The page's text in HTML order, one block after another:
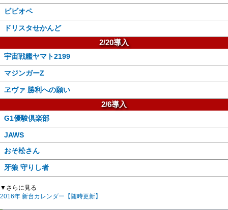
ビビオペ
ドリスタせかんど
2/20導入
宇宙戦艦ヤマト2199
マジンガーZ
ヱヴァ 勝利への願い
2/6導入
G1優駿倶楽部
JAWS
おそ松さん
牙狼 守りし者
▼さらに見る
2016年 新台カレンダー【随時更新】